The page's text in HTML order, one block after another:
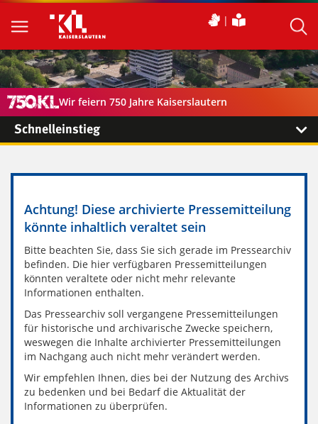
Wir feiern 750 Jahre Kaiserslautern
Schnelleinstieg
Achtung! Diese archivierte Pressemitteilung
könnte inhaltlich veraltet sein
Bitte beachten Sie, dass Sie sich gerade im Pressearchiv
befinden. Die hier verfügbaren Pressemitteilungen
könnten veraltete oder nicht mehr relevante
Informationen enthalten.
Das Pressearchiv soll vergangene Pressemitteilungen
für historische und archivarische Zwecke speichern,
weswegen die Inhalte archivierter Pressemitteilungen
im Nachgang auch nicht mehr verändert werden.
Wir empfehlen Ihnen, dies bei der Nutzung des Archivs
zu bedenken und bei Bedarf die Aktualität der
Informationen zu überprüfen.